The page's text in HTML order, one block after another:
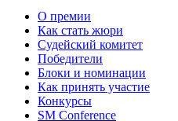
О премии
Как стать жюри
Судейский комитет
Победители
Блоки и номинации
Как принять участие
Конкурсы
SM Conference